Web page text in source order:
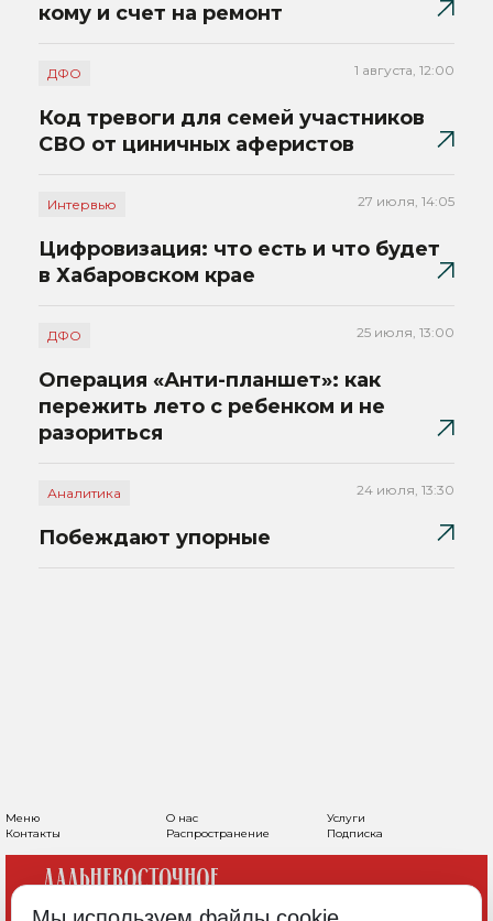
кому и счет на ремонт
ДФО 1 августа, 12:00
Код тревоги для семей участников
СВО от циничных аферистов
Интервью 27 июля, 14:05
Цифровизация: что есть и что будет
в Хабаровском крае
ДФО 25 июля, 13:00
Операция «Анти-планшет»: как
пережить лето с ребенком и не
разориться
Аналитика 24 июля, 13:30
Побеждают упорные
Меню О нас
Услуги
Контакты
Распространение Подписка